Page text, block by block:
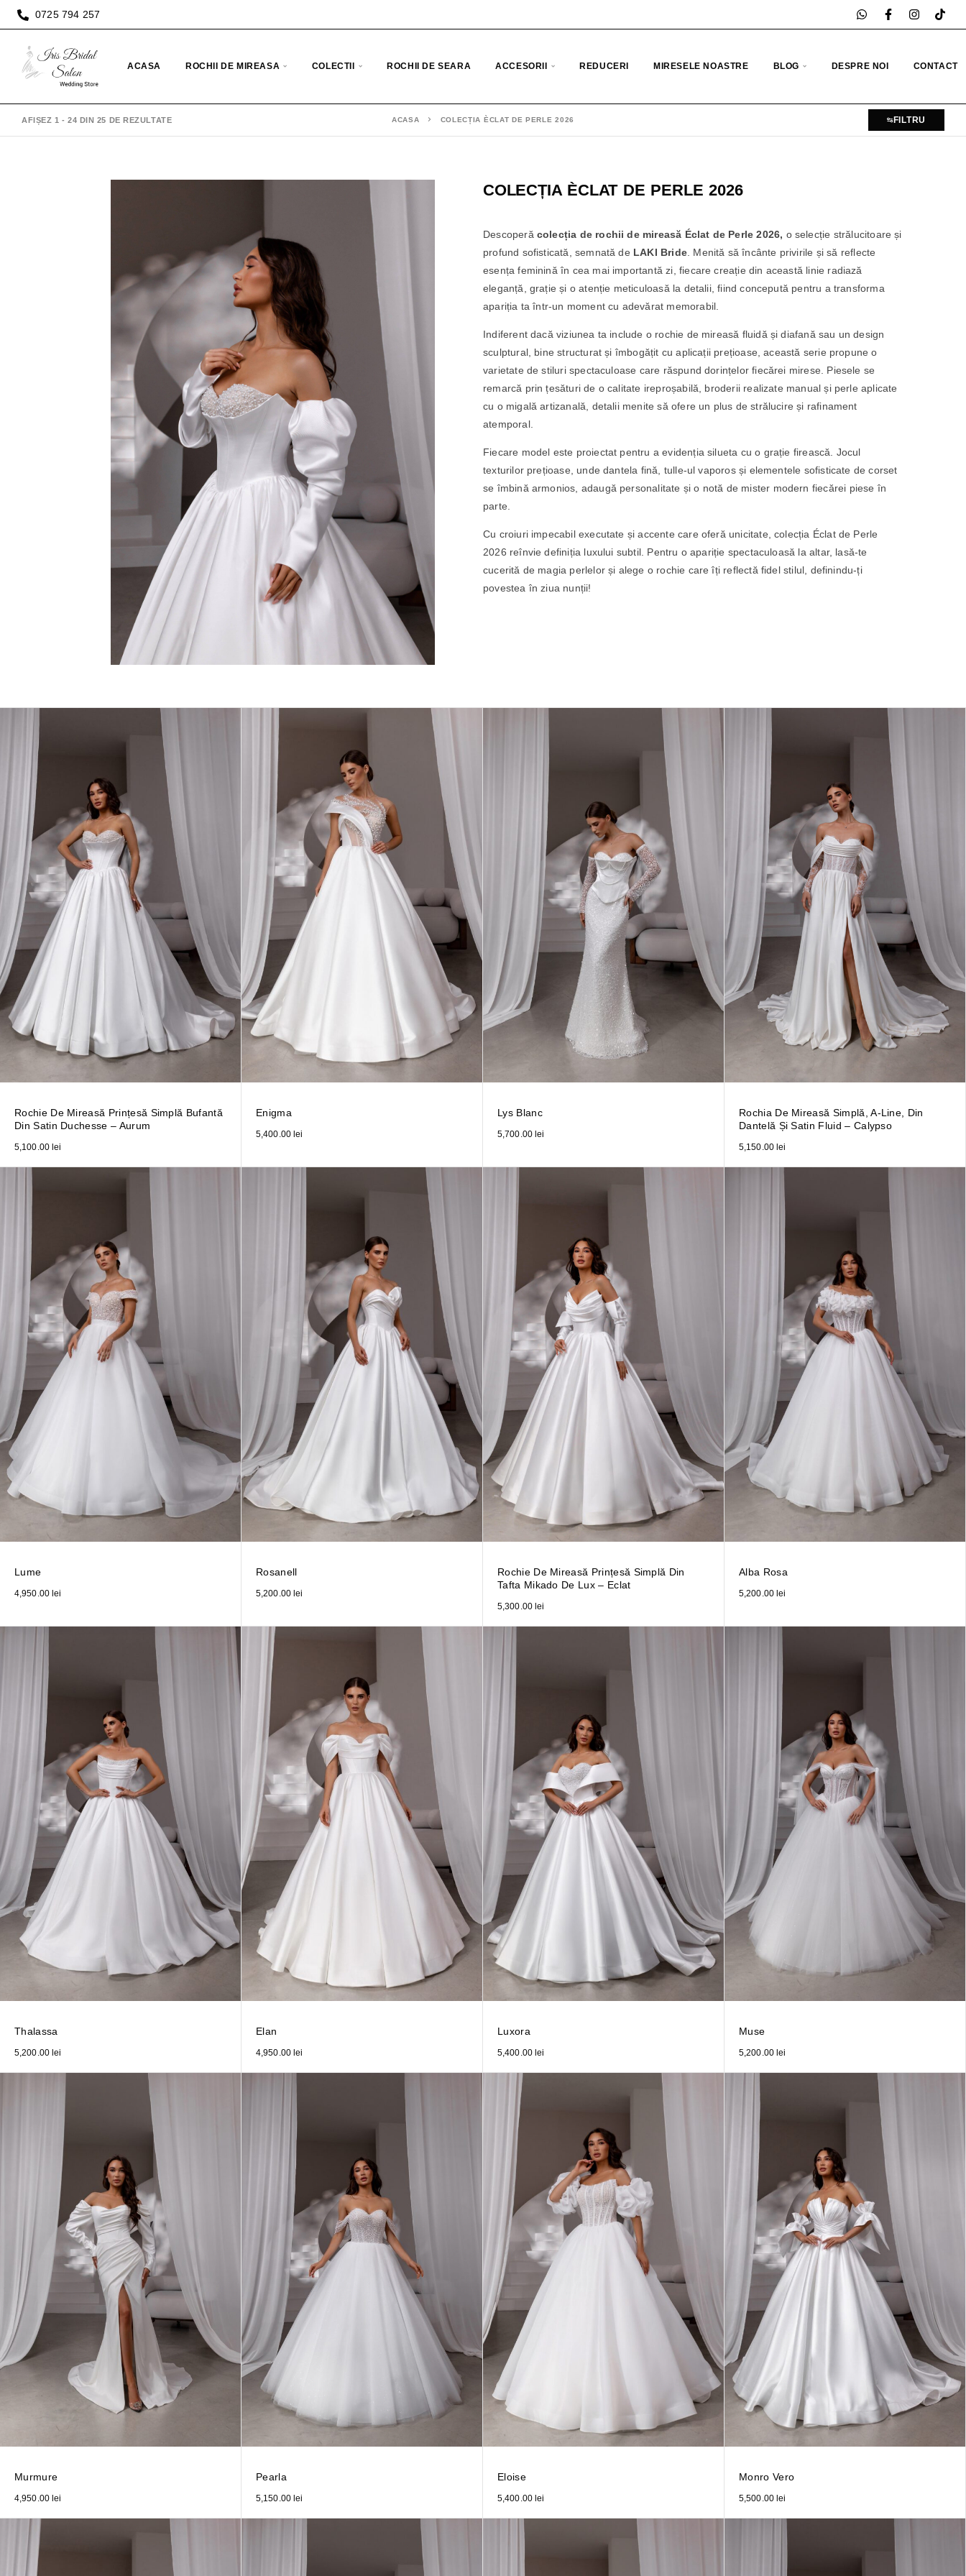
0725 794 257
ACASA ROCHII DE MIREASA COLECTII ROCHII DE SEARA ACCESORII REDUCERI MIRESELE NOASTRE BLOG DESPRE NOI CONTACT
AFIȘEZ 1 - 24 DIN 25 DE REZULTATE ACASA COLECȚIA ÈCLAT DE PERLE 2026 FILTRU
COLECȚIA ÈCLAT DE PERLE 2026
Descoperă colecția de rochii de mireasă Éclat de Perle 2026, o selecție strălucitoare și
profund sofisticată, semnată de LAKI Bride. Menită să încânte privirile și să reflecte
esența feminină în cea mai importantă zi, fiecare creație din această linie radiază
eleganță, grație și o atenție meticuloasă la detalii, fiind concepută pentru a transforma
apariția ta într-un moment cu adevărat memorabil.
Indiferent dacă viziunea ta include o rochie de mireasă fluidă și diafană sau un design
sculptural, bine structurat și îmbogățit cu aplicații prețioase, această serie propune o
varietate de stiluri spectaculoase care răspund dorințelor fiecărei mirese. Piesele se
remarcă prin țesături de o calitate ireproșabilă, broderii realizate manual și perle aplicate
cu o migală artizanală, detalii menite să ofere un plus de strălucire și rafinament
atemporal.
Fiecare model este proiectat pentru a evidenția silueta cu o grație firească. Jocul
texturilor prețioase, unde dantela fină, tulle-ul vaporos și elementele sofisticate de corset
se îmbină armonios, adaugă personalitate și o notă de mister modern fiecărei piese în
parte.
Cu croiuri impecabil executate și accente care oferă unicitate, colecția Éclat de Perle
2026 reînvie definiția luxului subtil. Pentru o apariție spectaculoasă la altar, lasă-te
cucerită de magia perlelor și alege o rochie care îți reflectă fidel stilul, definindu-ți
povestea în ziua nunții!
Rochie De Mireasă Prințesă Simplă Bufantă
Din Satin Duchesse – Aurum
5,100.00 lei
Enigma
5,400.00 lei
Lys Blanc
5,700.00 lei
Rochia De Mireasă Simplă, A-Line, Din
Dantelă Și Satin Fluid – Calypso
5,150.00 lei
Lume
4,950.00lei
Rosanell
5,200.00lei
Rochie De Mireasă Prințesă Simplă Din
Tafta Mikado De Lux – Eclat
5,300.00lei
Alba Rosa
5,200.00lei
Thalassa
5,200.00lei
Elan
4,950.00lei
Luxora
5,400.00lei
Muse
5,200.00lei
Murmure
4,950.00 lei
Pearla
5,150.00 lei
Eloise
5,400.00 lei
Monro Vero
5,500.00 lei